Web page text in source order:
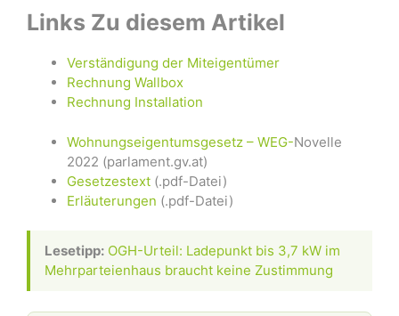
Links Zu diesem Artikel
Verständigung der Miteigentümer
Rechnung Wallbox
Rechnung Installation
Wohnungseigentumsgesetz – WEG-Novelle
2022 (parlament.gv.at)
Gesetzestext (.pdf-Datei)
Erläuterungen (.pdf-Datei)
Lesetipp: OGH-Urteil: Ladepunkt bis 3,7 kW im
Mehrparteienhaus braucht keine Zustimmung